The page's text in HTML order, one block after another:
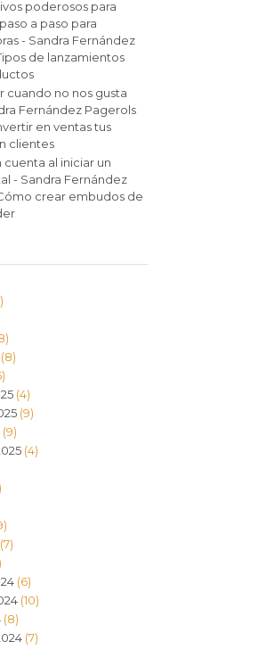
poderosos para
a paso para
- Sandra Fernández
de lanzamientos
cuando no nos gusta
Fernández Pagerols
en ventas tus
clientes
al iniciar un
- Sandra Fernández
crear embudos de
(4)
(9)
(9)
(4)
(6)
(10)
(8)
(7)